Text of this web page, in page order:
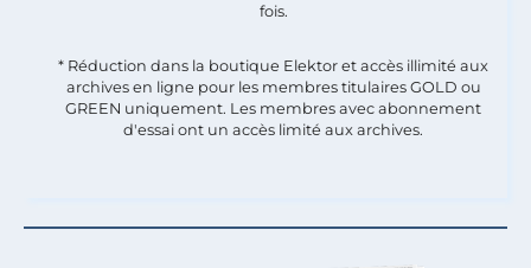
fois.​
* Réduction dans la boutique Elektor et accès illimité aux
archives en ligne pour les membres titulaires GOLD ou
GREEN uniquement. Les membres avec abonnement
d'essai ont un accès limité aux archives.